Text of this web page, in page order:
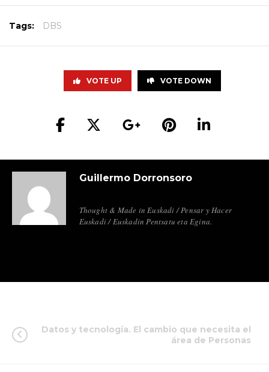
Tags: DBS
VOTE UP VOTE DOWN
Guillermo Dorronsoro
Thought & Made in Euskadi / Pensar y Hacer
Euskadi / Euskadin Pentsatu eta Egina.
Datos y tecnología. El cambio que necesita el
área de Personas